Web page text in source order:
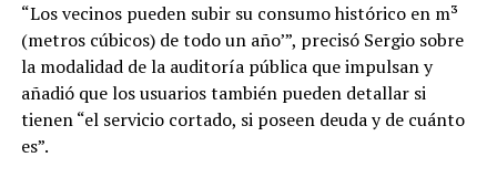
“Los vecinos pueden subir su consumo histórico en m³
(metros cúbicos) de todo un año’”, precisó Sergio sobre
la modalidad de la auditoría pública que impulsan y
añadió que los usuarios también pueden detallar si
tienen “el servicio cortado, si poseen deuda y de cuánto
es”.